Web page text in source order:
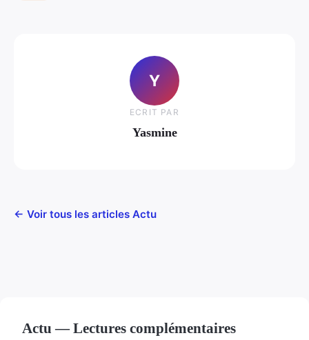
Y
ECRIT PAR
Yasmine
← Voir tous les articles Actu
Actu — Lectures complémentaires